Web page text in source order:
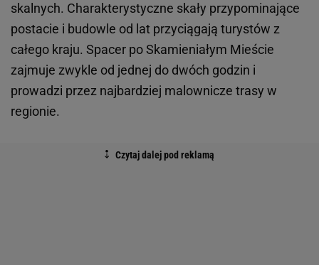
skalnych. Charakterystyczne skały przypominające
postacie i budowle od lat przyciągają turystów z
całego kraju. Spacer po Skamieniałym Mieście
zajmuje zwykle od jednej do dwóch godzin i
prowadzi przez najbardziej malownicze trasy w
regionie.